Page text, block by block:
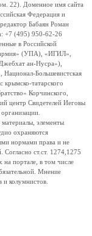
22). Доменное имя сайта
Федерация и
Бабаян Роман
+7 (495) 950-62-26
в Российской
армия» (УПА), «ИГИЛ»,
ан-Нусра»),
Большевистская
татарского
Корчинского,
центр Свидетелей Иеговы
элементы
охраняются
нормами права и не
Согласно ст.ст. 1274,1275
портале, в том числе
Мнение
колумнистов.